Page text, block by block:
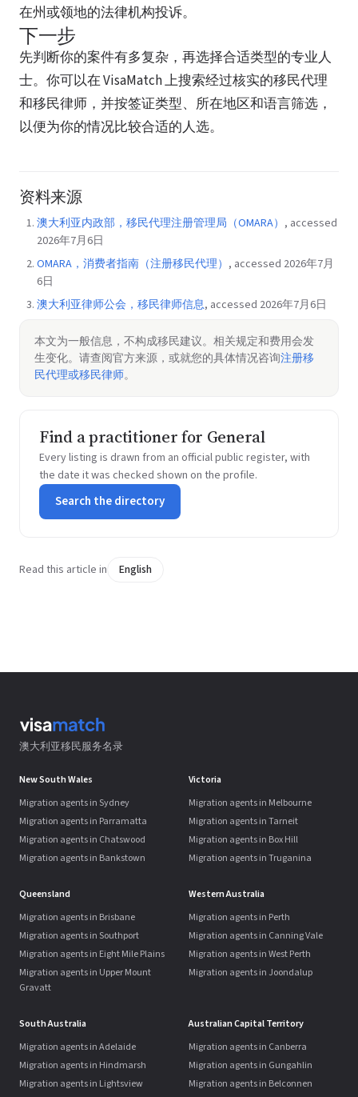
在州或领地的法律机构投诉。
下一步
先判断你的案件有多复杂，再选择合适类型的专业人
士。你可以在 VisaMatch 上搜索经过核实的移民代理
和移民律师，并按签证类型、所在地区和语言筛选，
以便为你的情况比较合适的人选。
资料来源
澳大利亚内政部，移民代理注册管理局（OMARA） , accessed
2026年7月6日
OMARA，消费者指南（注册移民代理） , accessed 2026年7月
6日
澳大利亚律师公会，移民律师信息, accessed 2026年7月6日
本文为一般信息，不构成移民建议。相关规定和费用会发
生变化。请查阅官方来源，或就您的具体情况咨询注册移
民代理或移民律师。
Find a practitioner for General
Every listing is drawn from an official public register, with
the date it was checked shown on the profile.
Search the directory
Read this article in English
澳大利亚移民服务名录
New South Wales
Migration agents in Sydney
Migration agents in Parramatta
Migration agents in Chatswood
Migration agents in Bankstown
Victoria
Migration agents in Melbourne
Migration agents in Tarneit
Migration agents in Box Hill
Migration agents in Truganina
Queensland
Migration agents in Brisbane
Migration agents in Southport
Migration agents in Eight Mile Plains
Migration agents in Upper Mount
Gravatt
Western Australia
Migration agents in Perth
Migration agents in Canning Vale
Migration agents in West Perth
Migration agents in Joondalup
South Australia
Migration agents in Adelaide
Migration agents in Hindmarsh
Migration agents in Lightsview
Australian Capital Territory
Migration agents in Canberra
Migration agents in Gungahlin
Migration agents in Belconnen